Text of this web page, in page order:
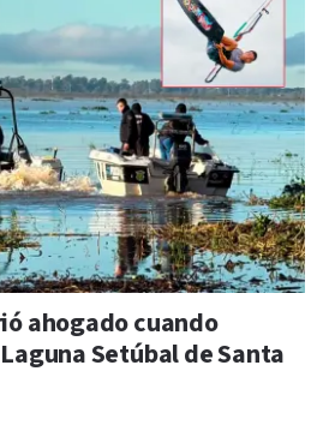
ahogado cuando
Setúbal de Santa